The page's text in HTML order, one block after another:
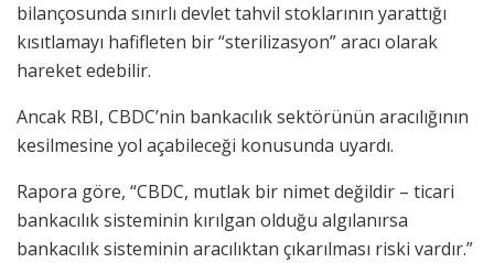
bilançosunda sınırlı devlet tahvil stoklarının yarattığı
kısıtlamayı hafifleten bir “sterilizasyon” aracı olarak
hareket edebilir.
Ancak RBI, CBDC’nin bankacılık sektörünün aracılığının
kesilmesine yol açabileceği konusunda uyardı.
Rapora göre, “CBDC, mutlak bir nimet değildir – ticari
bankacılık sisteminin kırılgan olduğu algılanırsa
bankacılık sisteminin aracılıktan çıkarılması riski vardır.”